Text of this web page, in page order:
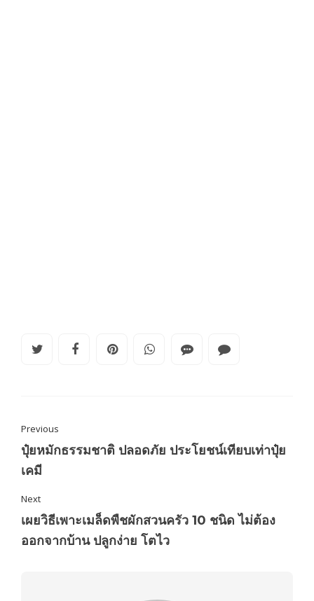
Previous
ปุ๋ยหมักธรรมชาติ ปลอดภัย ประโยชน์เทียบเท่าปุ๋ย
เคมี
Next
เผยวิธีเพาะเมล็ดพืชผักสวนครัว 10 ชนิด ไม่ต้อง
ออกจากบ้าน ปลูกง่าย โตไว